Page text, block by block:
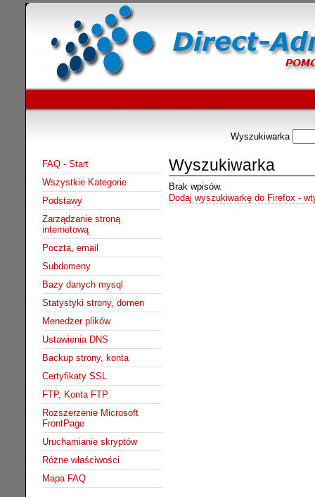
Wyszukiwarka
FAQ - Start
Wszystkie Kategorie
Podstawy
Zarządzanie stroną
internetową
Poczta, email
Subdomeny
Bazy danych mysql
Statystyki strony, domen
Menedżer plików
Ustawienia DNS
Backup strony, konta
Certyfikaty SSL
FTP, Konta FTP
Rozszerzenie Microsoft
FrontPage
Uruchamianie skryptów
Różne właściwości
Mapa FAQ
Wyszukiwarka
Brak wpisów.
Dodaj wyszukiwarkę do Firefox -